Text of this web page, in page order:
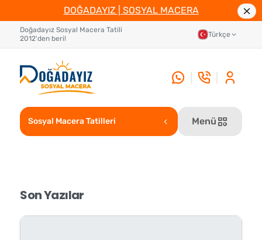
DOĞADAYIZ | SOSYAL MACERA
Doğadayız Sosyal Macera Tatili
2012'den beri!
Türkçe
Sosyal Macera Tatilleri Menü
SonYazılar